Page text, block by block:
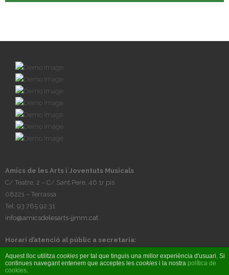
Amics de les Arts i Joventuts Musicals
C/ Teatre, 2 – C/ Sant Pere, 46 1r pis
08221 – Terrassa
Tel: 93 785 92 31
info@amicsdelesarts-jjmm.cat
Horari d’atenció al públic a secretaria:
Tardes, de dilluns a divendres, de 17h a 20h
Aquest lloc utilitza cookies per tal que tinguis una millor experiència d'usuari. Si
continues navegant entenem que acceptes les cookies i la nostra política de
cookies.